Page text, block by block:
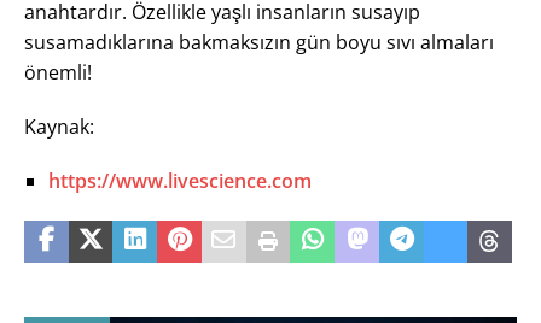
anahtardır. Özellikle yaşlı insanların susayıp
susamadıklarına bakmaksızın gün boyu sıvı almaları
önemli!
Kaynak:
https://www.livescience.com